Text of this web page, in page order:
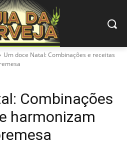
Um doce Natal: Combinações e receitas
Combinações
harmonizam